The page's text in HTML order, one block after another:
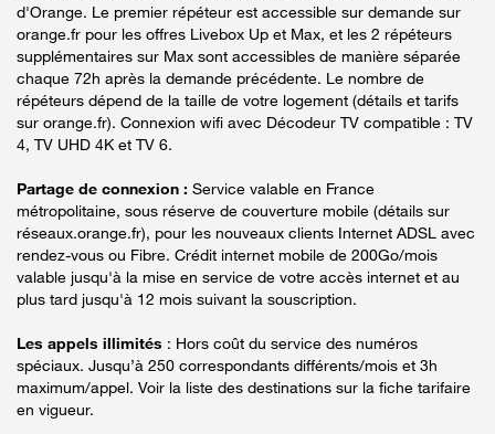
d'Orange. Le premier répéteur est accessible sur demande sur
orange.fr pour les offres Livebox Up et Max, et les 2 répéteurs
supplémentaires sur Max sont accessibles de manière séparée
chaque 72h après la demande précédente. Le nombre de
répéteurs dépend de la taille de votre logement (détails et tarifs
sur orange.fr). Connexion wifi avec Décodeur TV compatible : TV
4, TV UHD 4K et TV 6.
Partage de connexion : Service valable en France
métropolitaine, sous réserve de couverture mobile (détails sur
réseaux.orange.fr), pour les nouveaux clients Internet ADSL avec
rendez-vous ou Fibre. Crédit internet mobile de 200Go/mois
valable jusqu'à la mise en service de votre accès internet et au
plus tard jusqu'à 12 mois suivant la souscription.
Les appels illimités : Hors coût du service des numéros
spéciaux. Jusqu’à 250 correspondants différents/mois et 3h
maximum/appel. Voir la liste des destinations sur la fiche tarifaire
en vigueur.